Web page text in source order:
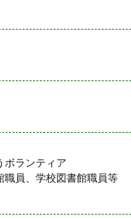
ボランティア
員、学校図書館職員等